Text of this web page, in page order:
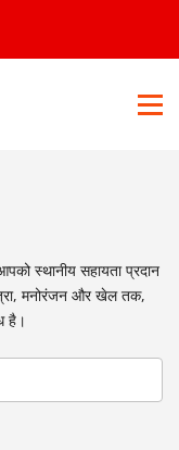
स्थानीय सहायता प्रदान
मनोरंजन और खेल तक,
है।